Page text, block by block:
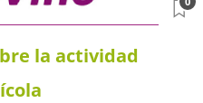
la actividad